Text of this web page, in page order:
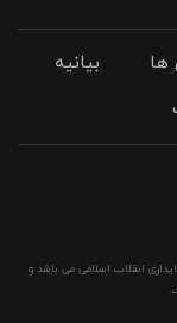
ها
بیانیه
انقلاب اسلامی می باشد و